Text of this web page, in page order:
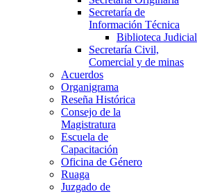
Secretaría de
Información Técnica
Biblioteca Judicial
Secretaría Civil,
Comercial y de minas
Acuerdos
Organigrama
Reseña Histórica
Consejo de la
Magistratura
Escuela de
Capacitación
Oficina de Género
Ruaga
Juzgado de